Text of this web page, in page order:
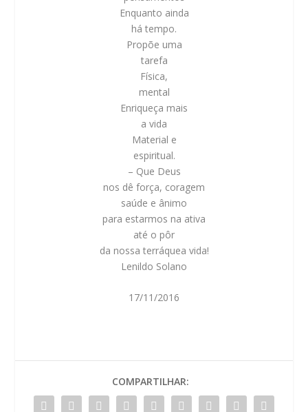
Enquanto ainda
há tempo.
Propõe uma
tarefa
Física,
mental
Enriqueça mais
a vida
Material e
espiritual.
– Que Deus
nos dê força, coragem
saúde e ânimo
para estarmos na ativa
até o pôr
da nossa terráquea vida!
Lenildo Solano
17/11/2016
COMPARTILHAR: